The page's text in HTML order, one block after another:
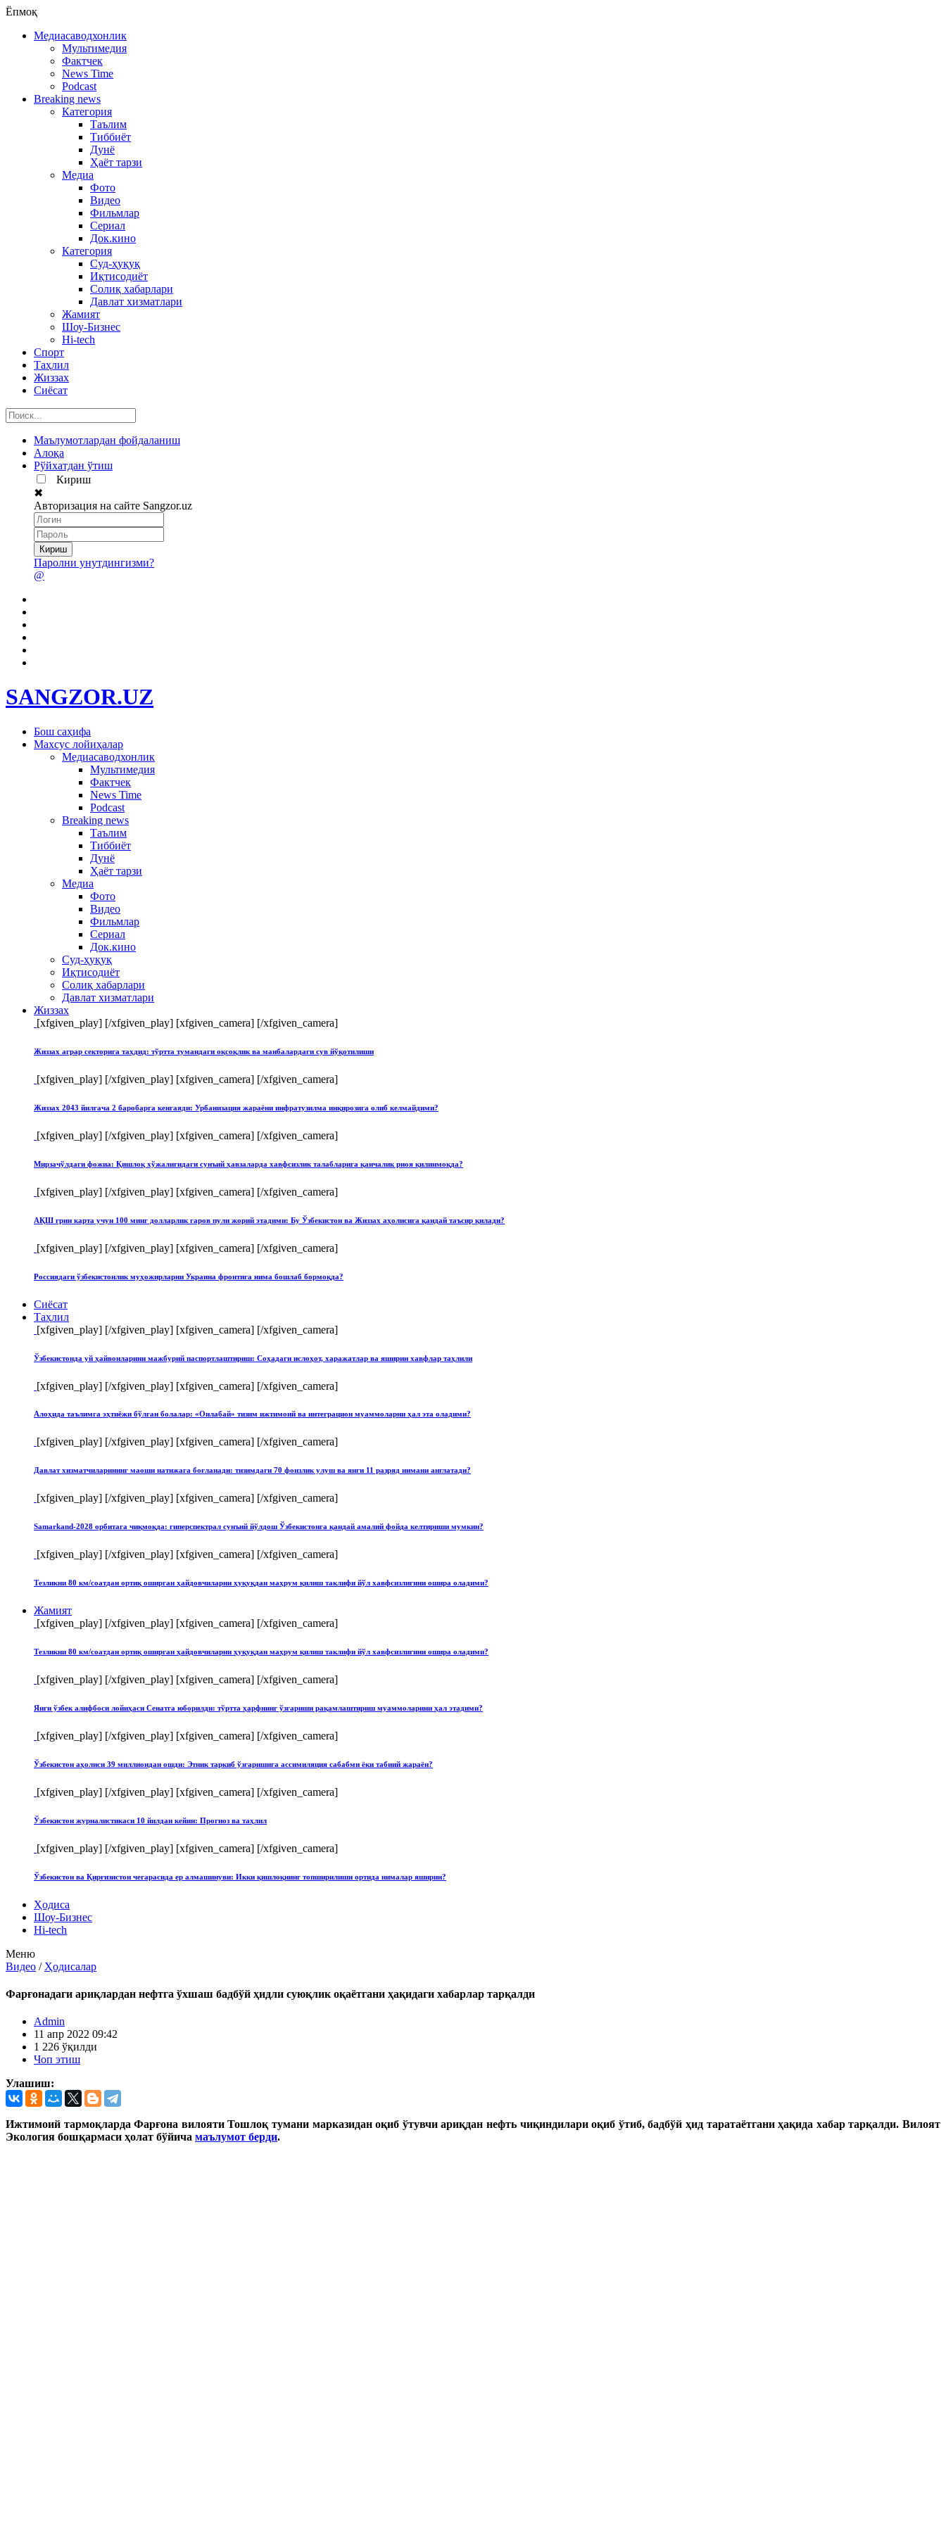
Ёпмоқ
Медиасаводхонлик
Мультимедия
Фактчек
News Time
Podcast
Breaking news
Категория
Таълим
Тиббиёт
Дунё
Ҳаёт тарзи
Медиа
Фото
Видео
Фильмлар
Сериал
Док.кино
Категория
Суд-ҳуқуқ
Иқтисодиёт
Солиқ хабарлари
Давлат хизматлари
Жамият
Шоу-Бизнес
Hi-tech
Спорт
Таҳлил
Жиззах
Сиёсат
Маълумотлардан фойдаланиш
Алоқа
Рўйхатдан ўтиш
Кириш
✖
Авторизация на сайте Sangzor.uz
Паролни унутдингизми?
@
SANGZOR.UZ
Бош саҳифа
Махсус лойиҳалар
Медиасаводхонлик
Мультимедия
Фактчек
News Time
Podcast
Breaking news
Таълим
Тиббиёт
Дунё
Ҳаёт тарзи
Медиа
Фото
Видео
Фильмлар
Сериал
Док.кино
Суд-ҳуқуқ
Иқтисодиёт
Солиқ хабарлари
Давлат хизматлари
Жиззах
[xfgiven_play] [/xfgiven_play] [xfgiven_camera] [/xfgiven_camera]
Жиззах аграр секторига таҳдид: тўртта тумандаги оқсоқлик ва манбалардаги сув йўқотилиши
[xfgiven_play] [/xfgiven_play] [xfgiven_camera] [/xfgiven_camera]
Жиззах 2043 йилгача 2 баробарга кенгаяди: Урбанизация жараёни инфратузилма инқирозига олиб келмайдими?
[xfgiven_play] [/xfgiven_play] [xfgiven_camera] [/xfgiven_camera]
Мирзачўлдаги фожиа: Қишлоқ хўжалигидаги сунъий ҳавзаларда хавфсизлик талабларига қанчалик риоя қилинмоқда?
[xfgiven_play] [/xfgiven_play] [xfgiven_camera] [/xfgiven_camera]
АҚШ грин карта учун 100 минг долларлик гаров пули жорий этадими: Бу Ўзбекистон ва Жиззах аҳолисига қандай таъсир қилади?
[xfgiven_play] [/xfgiven_play] [xfgiven_camera] [/xfgiven_camera]
Россиядаги ўзбекистонлик муҳожирларни Украина фронтига нима бошлаб бормоқда?
Сиёсат
Таҳлил
[xfgiven_play] [/xfgiven_play] [xfgiven_camera] [/xfgiven_camera]
Ўзбекистонда уй ҳайвонларини мажбурий паспортлаштириш: Соҳадаги ислоҳот, харажатлар ва яширин хавфлар таҳлили
[xfgiven_play] [/xfgiven_play] [xfgiven_camera] [/xfgiven_camera]
Алоҳида таълимга эҳтиёжи бўлган болалар: «Оилабай» тизим ижтимоий ва интеграцион муаммоларни ҳал эта оладими?
[xfgiven_play] [/xfgiven_play] [xfgiven_camera] [/xfgiven_camera]
Давлат хизматчиларининг маоши натижага боғланади: тизимдаги 70 фоизлик улуш ва янги 11 разряд нимани англатади?
[xfgiven_play] [/xfgiven_play] [xfgiven_camera] [/xfgiven_camera]
Samarkand-2028 орбитага чиқмоқда: гиперспектрал сунъий йўлдош Ўзбекистонга қандай амалий фойда келтириши мумкин?
[xfgiven_play] [/xfgiven_play] [xfgiven_camera] [/xfgiven_camera]
Тезликни 80 км/соатдан ортиқ оширган ҳайдовчиларни ҳуқуқдан маҳрум қилиш таклифи йўл хавфсизлигини ошира оладими?
Жамият
[xfgiven_play] [/xfgiven_play] [xfgiven_camera] [/xfgiven_camera]
Тезликни 80 км/соатдан ортиқ оширган ҳайдовчиларни ҳуқуқдан маҳрум қилиш таклифи йўл хавфсизлигини ошира оладими?
[xfgiven_play] [/xfgiven_play] [xfgiven_camera] [/xfgiven_camera]
Янги ўзбек алифбоси лойиҳаси Сенатга юборилди: тўртта ҳарфнинг ўзгариши рақамлаштириш муаммоларини ҳал этадими?
[xfgiven_play] [/xfgiven_play] [xfgiven_camera] [/xfgiven_camera]
Ўзбекистон аҳолиси 39 миллиондан ошди: Этник таркиб ўзгаришига ассимиляция сабабми ёки табиий жараён?
[xfgiven_play] [/xfgiven_play] [xfgiven_camera] [/xfgiven_camera]
Ўзбекистон журналистикаси 10 йилдан кейин: Прогноз ва таҳлил
[xfgiven_play] [/xfgiven_play] [xfgiven_camera] [/xfgiven_camera]
Ўзбекистон ва Қирғизистон чегарасида ер алмашинуви: Икки қишлоқнинг топширилиши ортида нималар яширин?
Ҳодиса
Шоу-Бизнес
Hi-tech
Меню
Видео / Ҳодисалар
Фарғонадаги ариқлардан нефтга ўхшаш бадбўй ҳидли суюқлик оқаётгани ҳақидаги хабарлар тарқалди
Admin
11 апр 2022 09:42
1 226 ўқилди
Чоп этиш
Улашиш:
Ижтимоий тармоқларда Фарғона вилояти Тошлоқ тумани марказидан оқиб ўтувчи ариқдан нефть чиқиндилари оқиб ўтиб, бадбўй ҳид таратаётгани ҳақида хабар тарқалди. Вилоят
Экология бошқармаси ҳолат бўйича маълумот берди.